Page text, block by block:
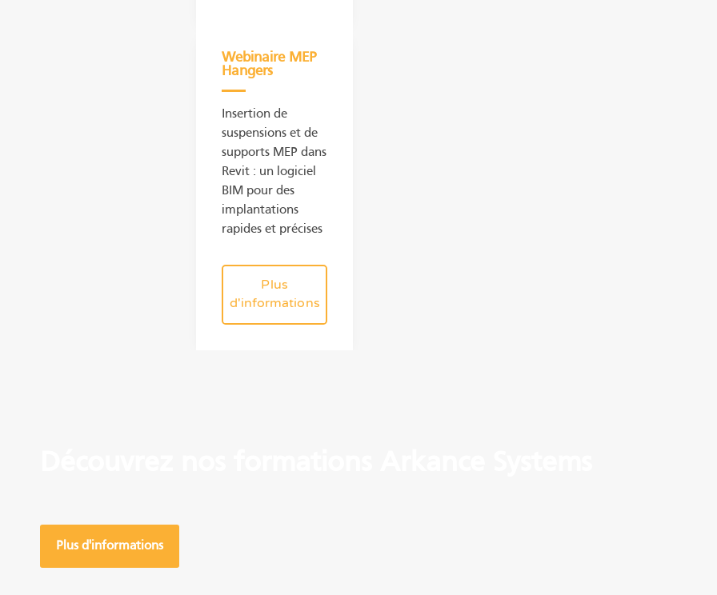
Webinaire MEP
Hangers
Insertion de
suspensions et de
supports MEP dans
Revit : un logiciel
BIM pour des
implantations
rapides et précises
Plus
d'informations
Plus d'informations